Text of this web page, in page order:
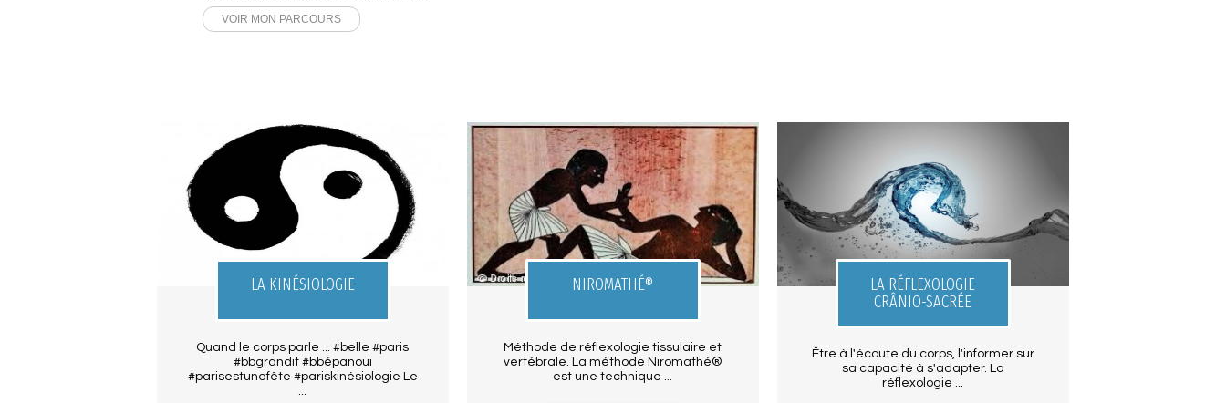
VOIR MON PARCOURS
LA KINÉSIOLOGIE
Quand le corps parle ... #belle #paris
#bbgrandit #bbépanoui
#parisestunefête #pariskinésiologie Le
...
NIROMATHÉ®
Méthode de réflexologie tissulaire et
vertébrale. La méthode Niromathé®
est une technique ...
LA RÉFLEXOLOGIE
CRÂNIO-SACRÉE
Être à l'écoute du corps, l'informer sur
sa capacité à s'adapter. La
réflexologie ...